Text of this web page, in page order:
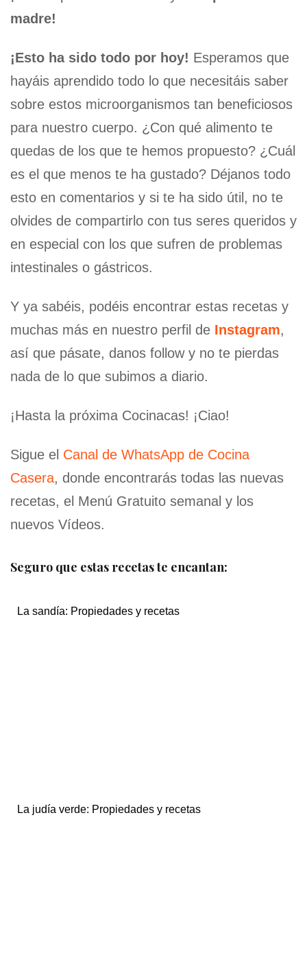
madre!
¡Esto ha sido todo por hoy! Esperamos que
hayáis aprendido todo lo que necesitáis saber
sobre estos microorganismos tan beneficiosos
para nuestro cuerpo. ¿Con qué alimento te
quedas de los que te hemos propuesto? ¿Cuál
es el que menos te ha gustado? Déjanos todo
esto en comentarios y si te ha sido útil, no te
olvides de compartirlo con tus seres queridos y
en especial con los que sufren de problemas
intestinales o gástricos.
Y ya sabéis, podéis encontrar estas recetas y
muchas más en nuestro perfil de Instagram,
así que pásate, danos follow y no te pierdas
nada de lo que subimos a diario.
¡Hasta la próxima Cocinacas! ¡Ciao!
Sigue el Canal de WhatsApp de Cocina
Casera, donde encontrarás todas las nuevas
recetas, el Menú Gratuito semanal y los
nuevos Vídeos.
Seguro que estas recetas te encantan:
La sandía: Propiedades y recetas
La judía verde: Propiedades y recetas